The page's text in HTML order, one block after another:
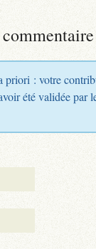
priori : votre
été validée par